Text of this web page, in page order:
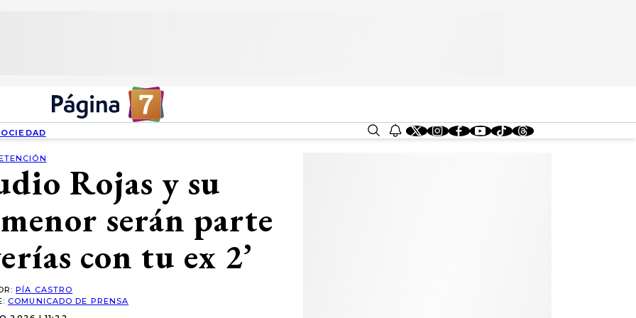
Rojas y su
serán parte
con tu ex 2’
PÍA CASTRO
COMUNICADO DE PRENSA